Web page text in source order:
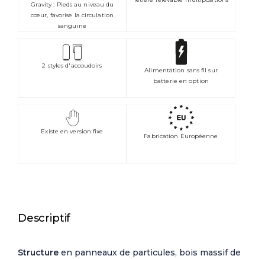
Gravity : Pieds au niveau du
cœur, favorise la circulation
sanguine
2 styles d'accoudoirs
Alimentation sans fil sur
batterie en option
Existe en version fixe
Fabrication Européenne
Descriptif
Structure en panneaux de particules, bois massif de